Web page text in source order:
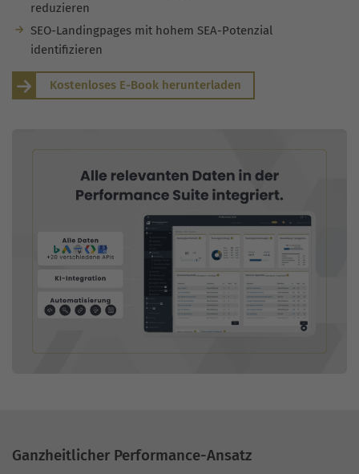
reduzieren
SEO-Landingpages mit hohem SEA-Potenzial
identifizieren
Kostenloses E-Book herunterladen
Ganzheitlicher Performance-Ansatz